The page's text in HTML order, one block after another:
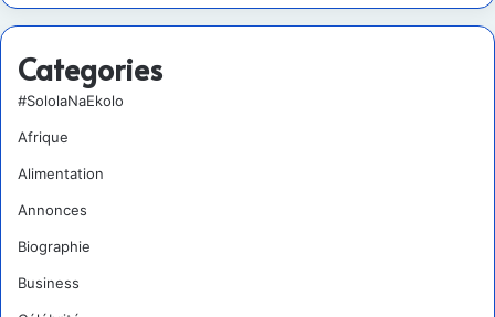
Categories
#SololaNaEkolo
Afrique
Alimentation
Annonces
Biographie
Business